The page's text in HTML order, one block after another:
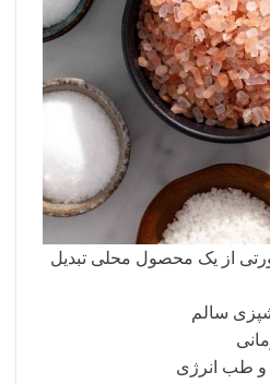
۲۰، نمک صورتی از یک محصول محلی تبدیل
سالم
و طب انرژی